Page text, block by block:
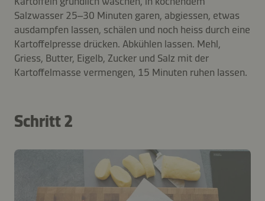
Salzwasser 25–30 Minuten garen, abgiessen, etwas
ausdampfen lassen, schälen und noch heiss durch eine
Kartoffelpresse drücken. Abkühlen lassen. Mehl,
Griess, Butter, Eigelb, Zucker und Salz mit der
Kartoffelmasse vermengen, 15 Minuten ruhen lassen.
Schritt 2